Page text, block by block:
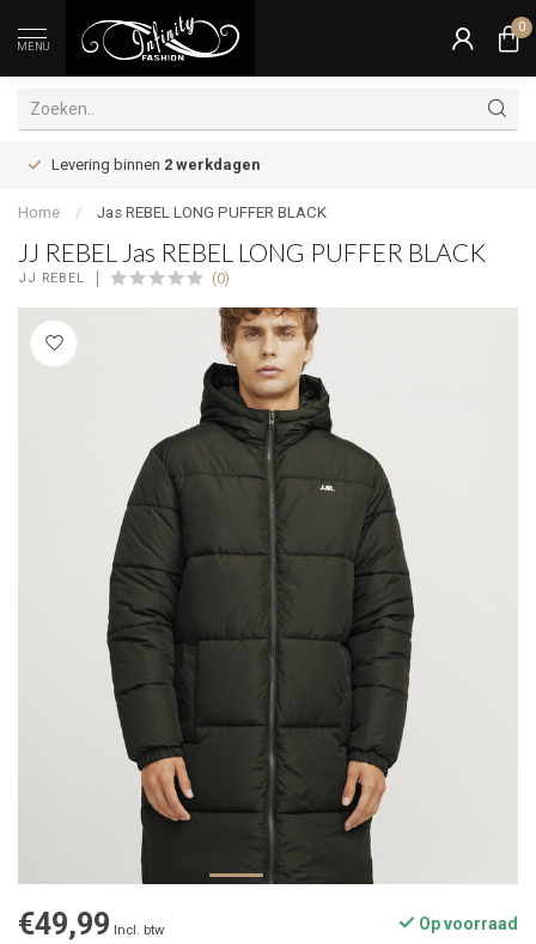
MENU
0
Levering binnen 2 werkdagen
Home / Jas REBEL LONG PUFFER BLACK
JJ REBEL Jas REBEL LONG PUFFER BLACK
JJ REBEL (0)
€49,99 Incl. btw Op voorraad